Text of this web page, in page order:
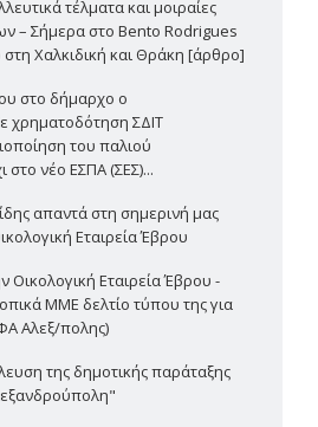
τέλματα και μοιραίες
– Σήμερα στο Bento Rodrigues
στη Χαλκιδική και Θράκη [άρθρο]
στο δήμαρχο ο
χρηματοδότηση ΣΔΙΤ
του παλιού
στο νέο ΕΣΠΑ (ΣΕΣ)...
απαντά στη σημερινή μας
Εταιρεία Έβρου
Οικολογική Εταιρεία Έβρου -
ΜΜΕ δελτίο τύπου της για
Αλεξ/πολης)
της δημοτικής παράταξης